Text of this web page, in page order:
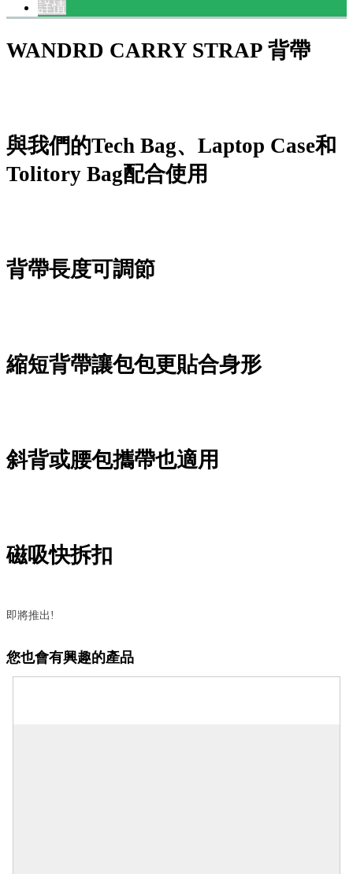
詳情
WANDRD CARRY STRAP 背帶
與我們的Tech Bag、Laptop Case和
Tolitory Bag配合使用
背帶長度可調節
縮短背帶讓包包更貼合身形
斜背或腰包攜帶也適用
磁吸快拆扣
即將推出!
您也會有興趣的產品